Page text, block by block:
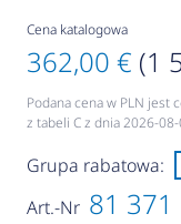
Cena katalogowa
362,00 € (1
Podana cena w PLN jest
z tabeli C z dnia 2026-
Art.-Nr 81 371
Grupa rabatowa: